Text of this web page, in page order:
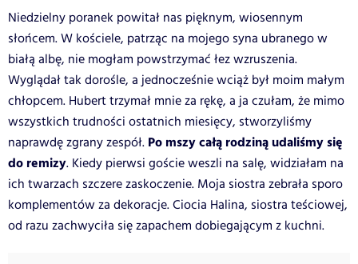
Niedzielny poranek powitał nas pięknym, wiosennym
słońcem. W kościele, patrząc na mojego syna ubranego w
białą albę, nie mogłam powstrzymać łez wzruszenia.
Wyglądał tak dorośle, a jednocześnie wciąż był moim małym
chłopcem. Hubert trzymał mnie za rękę, a ja czułam, że mimo
wszystkich trudności ostatnich miesięcy, stworzyliśmy
naprawdę zgrany zespół. Po mszy całą rodziną udaliśmy się
do remizy. Kiedy pierwsi goście weszli na salę, widziałam na
ich twarzach szczere zaskoczenie. Moja siostra zebrała sporo
komplementów za dekoracje. Ciocia Halina, siostra teściowej,
od razu zachwyciła się zapachem dobiegającym z kuchni.